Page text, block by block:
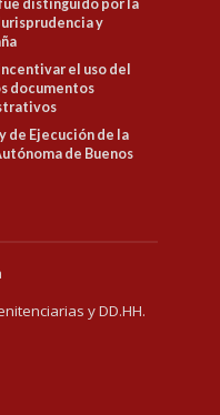
distinguido por la
y
el uso del
documentos
de Ejecución de la
de Buenos
y DD.HH.